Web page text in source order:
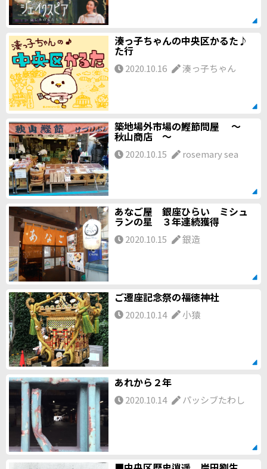
湊っ子ちゃんの中央区かるた♪
た行
2020.10.16 湊っ子ちゃん
築地場外市場の鰹節問屋 ～
秋山商店 ～
2020.10.15 rosemary sea
あなご屋 銀座ひらい ミシュ
ランの星 ３年連続獲得
2020.10.15 銀造
ご遷座記念祭の福徳神社
2020.10.14 小猿
あれから２年
2020.10.14 パッシブたわし